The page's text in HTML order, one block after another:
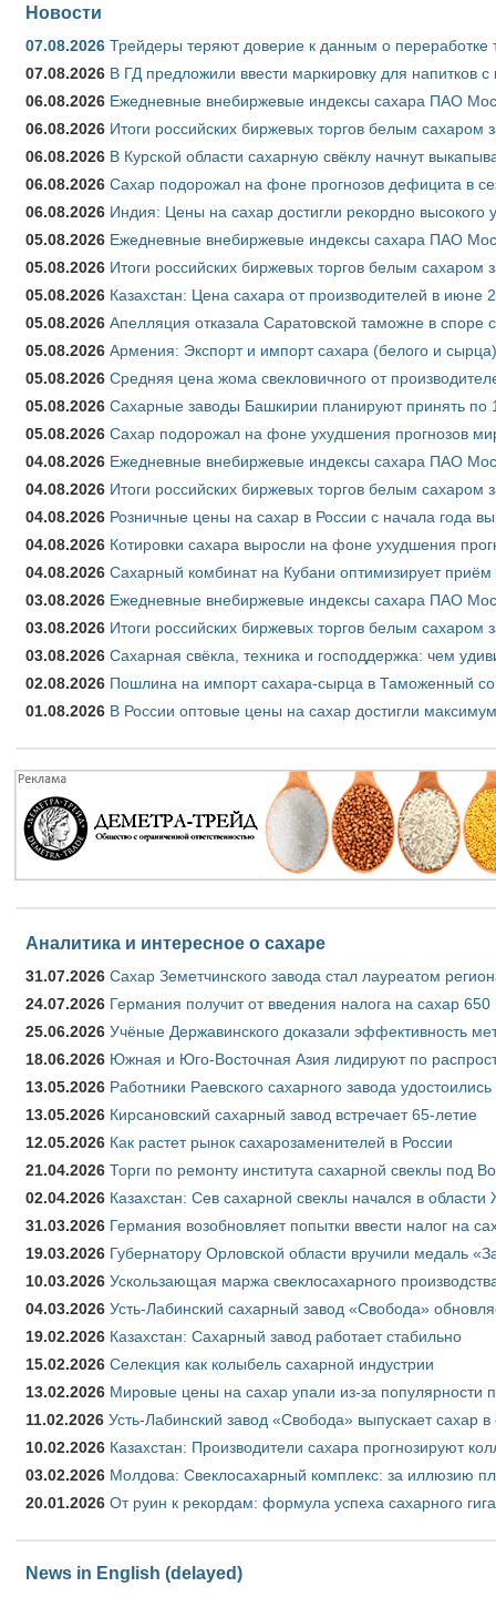
Новости
07.08.2026 Трейдеры теряют доверие к данным о переработке
07.08.2026 В ГД предложили ввести маркировку для напитков
06.08.2026 Ежедневные внебиржевые индексы сахара ПАО
06.08.2026 Итоги российских биржевых торгов белым сахаром
06.08.2026 В Курской области сахарную свёклу начнут
06.08.2026 Сахар подорожал на фоне прогнозов дефицита в
06.08.2026 Индия: Цены на сахар достигли рекордно высокого
05.08.2026 Ежедневные внебиржевые индексы сахара ПАО
05.08.2026 Итоги российских биржевых торгов белым сахаром
05.08.2026 Казахстан: Цена сахара от производителей в июне
05.08.2026 Апелляция отказала Саратовской таможне в
05.08.2026 Армения: Экспорт и импорт сахара (белого и
05.08.2026 Средняя цена жома свекловичного от
05.08.2026 Сахарные заводы Башкирии планируют принять по
05.08.2026 Сахар подорожал на фоне ухудшения прогнозов
04.08.2026 Ежедневные внебиржевые индексы сахара ПАО
04.08.2026 Итоги российских биржевых торгов белым сахаром
04.08.2026 Розничные цены на сахар в России с начала года
04.08.2026 Котировки сахара выросли на фоне ухудшения
04.08.2026 Сахарный комбинат на Кубани оптимизирует приём
03.08.2026 Ежедневные внебиржевые индексы сахара ПАО
03.08.2026 Итоги российских биржевых торгов белым сахаром
03.08.2026 Сахарная свёкла, техника и господдержка: чем
02.08.2026 Пошлина на импорт сахара-сырца в Таможенный
01.08.2026 В России оптовые цены на сахар достигли
Аналитика и интересное о сахаре
31.07.2026 Сахар Земетчинского завода стал лауреатом
24.07.2026 Германия получит от введения налога на сахар
25.06.2026 Учёные Державинского доказали эффективность
18.06.2026 Южная и Юго-Восточная Азия лидируют по
13.05.2026 Работники Раевского сахарного завода удостоились
13.05.2026 Кирсановский сахарный завод встречает 65-летие
12.05.2026 Как растет рынок сахарозаменителей в России
21.04.2026 Торги по ремонту института сахарной свеклы под
02.04.2026 Казахстан: Сев сахарной свеклы начался в области
31.03.2026 Германия возобновляет попытки ввести налог на
19.03.2026 Губернатору Орловской области вручили медаль
10.03.2026 Ускользающая маржа свеклосахарного
04.03.2026 Усть-Лабинский сахарный завод «Свобода»
19.02.2026 Казахстан: Сахарный завод работает стабильно
15.02.2026 Селекция как колыбель сахарной индустрии
13.02.2026 Мировые цены на сахар упали из-за популярности
11.02.2026 Усть-Лабинский завод «Свобода» выпускает сахар в
10.02.2026 Казахстан: Производители сахара прогнозируют
03.02.2026 Молдова: Свеклосахарный комплекс: за иллюзию
20.01.2026 От руин к рекордам: формула успеха сахарного
News in English (delayed)